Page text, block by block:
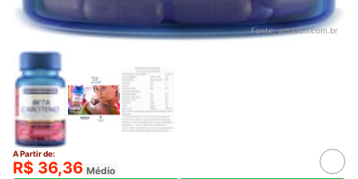
Fonte:amazon.com.br
A Partir de:
R$ 36,36 Médio